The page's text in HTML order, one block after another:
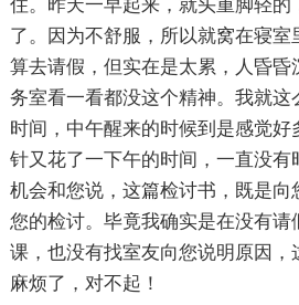
住。昨天一早起来，就头重脚轻
了。因为不舒服，所以就窝在寝
算去请假，但实在是太累，人昏昏
务室看一看都没这个精神。我就这
时间，中午醒来的时候到是感觉
针又花了一下午的时间，一直没
机会和您说，这篇检讨书，既是向
您的检讨。毕竟我确实是在没有请
课，也没有找室友向您说明原因
麻烦了，对不起！